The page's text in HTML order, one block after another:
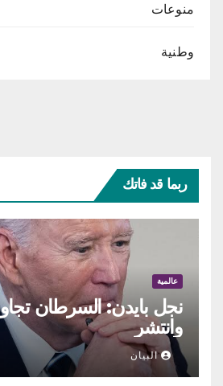
منوعات
وطنية
ربما قد فاتك
عالمية
نجل بايدن: السرطان
وانتشر
البيان